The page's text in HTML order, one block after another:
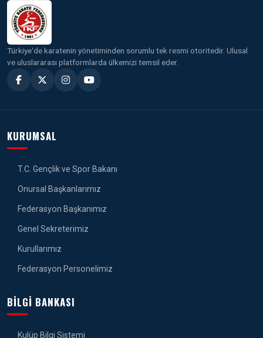
Türkiye'de karatenin yönetiminden sorumlu tek resmi otoritedir. Ulusal
ve uluslararası platformlarda ülkemizi temsil eder.
KURUMSAL
T.C. Gençlik ve Spor Bakanı
Onursal Başkanlarımız
Federasyon Başkanımız
Genel Sekreterimiz
Kurullarımız
Federasyon Personelimiz
BILGI BANKASI
Kulüp Bilgi Sistemi